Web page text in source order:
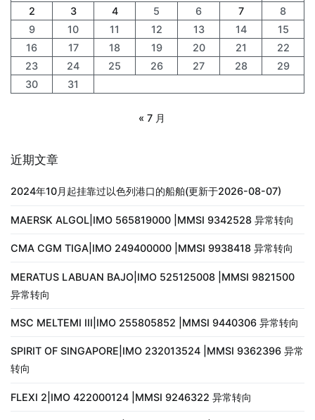
2
3 4 5 6 7
8
9
10 11 12 13 14
15
16
17 18 19 20 21
22
23
24 25 26 27 28
29
30
31
« 7 月
近期文章
2024年10月起挂靠过以色列港口的船舶(更新于2026-08-07)
MAERSK ALGOL|IMO 565819000 |MMSI 9342528 异常转向
CMA CGM TIGA|IMO 249400000 |MMSI 9938418 异常转向
MERATUS LABUAN BAJO|IMO 525125008 |MMSI 9821500
异常转向
MSC MELTEMI III|IMO 255805852 |MMSI 9440306 异常转向
SPIRIT OF SINGAPORE|IMO 232013524 |MMSI 9362396 异常
转向
FLEXI 2|IMO 422000124 |MMSI 9246322 异常转向